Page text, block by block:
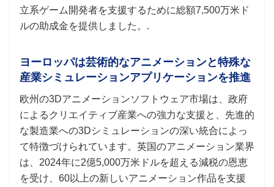
立系ゲーム開発者を支援するために総額7,500万米ド
ルの助成金を提供しました。.
ヨーロッパは芸術的なアニメーションと特殊な
産業シミュレーションアプリケーションを推進
欧州の3Dアニメーションソフトウェア市場は、政府
によるクリエイティブ産業への強力な支援と、先進的
な製造業への3Dシミュレーションの深い統合によっ
て特徴づけられています。英国のアニメーション業界
は、2024年に2億5,000万米ドルを超える減税の恩恵
を受け、60以上の新しいアニメーション作品を支援